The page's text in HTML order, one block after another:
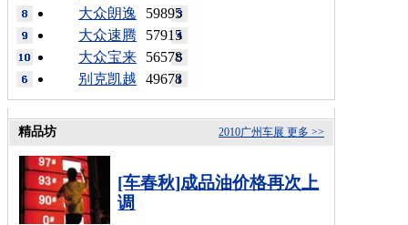
59895
大众朗逸
57915
大众速腾
56578
大众宝来
49678
别克凯越
更多 >>
2010广州车展
精品坊
[车春秋]成品油价格再次上
调